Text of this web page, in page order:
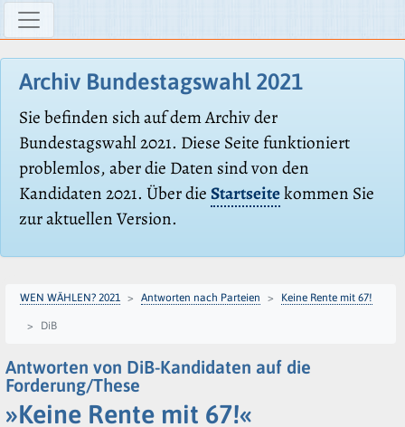
Archiv Bundestagswahl 2021
Sie befinden sich auf dem Archiv der
Bundestagswahl 2021. Diese Seite funktioniert
problemlos, aber die Daten sind von den
Kandidaten 2021. Über dieStartseitekommen Sie
zur aktuellen Version.
WEN WÄHLEN? 2021 Antworten nach Parteien Keine Rente mit 67!
DiB
Antworten von DiB-Kandidaten auf die
Forderung/These
»Keine Rente mit 67!«